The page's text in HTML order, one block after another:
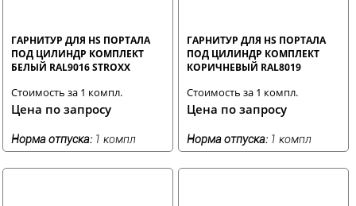
ГАРНИТУР ДЛЯ HS ПОРТАЛА
ПОД ЦИЛИНДР КОМПЛЕКТ
БЕЛЫЙ RAL9016 STROXX
Стоимость за 1 компл.
Цена по запросу
Норма отпуска: 1 компл
ГАРНИТУР ДЛЯ HS ПОРТАЛА
ПОД ЦИЛИНДР КОМПЛЕКТ
КОРИЧНЕВЫЙ RAL8019
Стоимость за 1 компл.
Цена по запросу
Норма отпуска: 1 компл